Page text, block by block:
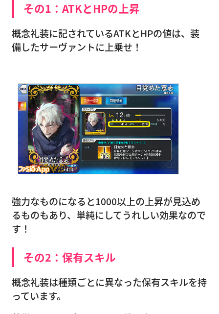
その1：ATKとHPの上昇
概念礼装に記されているATKとHPの値は、装
備したサーヴァントに上乗せ！
強力なものになると1000以上の上昇が見込め
るものもあり、単純にしてうれしい効果なので
す！
その2：保有スキル
概念礼装は種類ごとに異なった保有スキルを持
っています。